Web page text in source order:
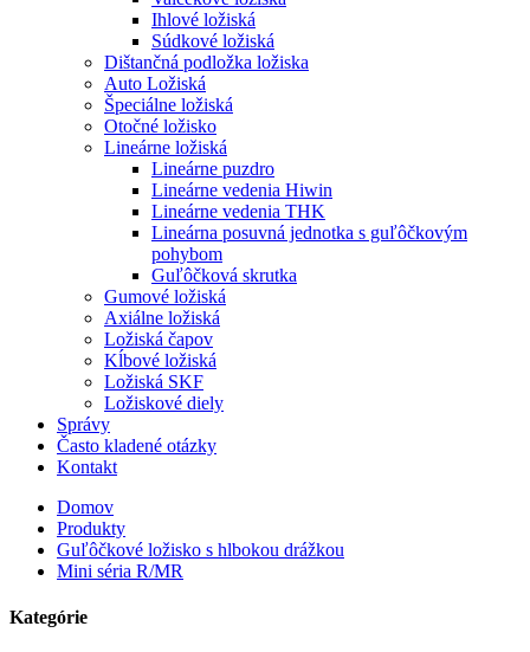
Ihlové ložiská
Súdkové ložiská
Dištančná podložka ložiska
Auto Ložiská
Špeciálne ložiská
Otočné ložisko
Lineárne ložiská
Lineárne puzdro
Lineárne vedenia Hiwin
Lineárne vedenia THK
Lineárna posuvná jednotka s guľôčkovým
pohybom
Guľôčková skrutka
Gumové ložiská
Axiálne ložiská
Ložiská čapov
Kĺbové ložiská
Ložiská SKF
Ložiskové diely
Správy
Často kladené otázky
Kontakt
Domov
Produkty
Guľôčkové ložisko s hlbokou drážkou
Mini séria R/MR
Kategórie